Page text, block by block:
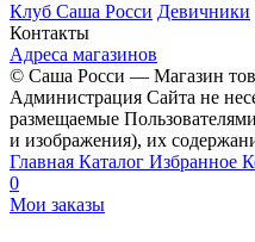
Клуб Саша Росси Девичники
Контакты
Адреса магазинов
© Саша Росси — Магазин
Администрация Сайта не
размещаемые
и изображения), их
Главная Каталог Избранное
0
Мои заказы